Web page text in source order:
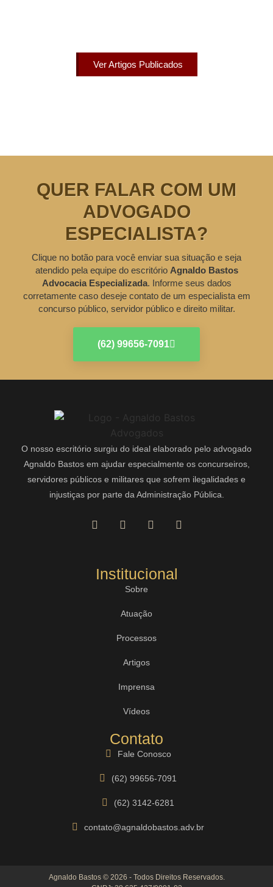
Ver Artigos Publicados
QUER FALAR COM UM
ADVOGADO
ESPECIALISTA?
Clique no botão para você enviar sua situação e seja
atendido pela equipe do escritório Agnaldo Bastos
Advocacia Especializada. Informe seus dados
corretamente caso deseje contato de um especialista em
concurso público, servidor público e direito militar.
(62) 99656-7091
O nosso escritório surgiu do ideal elaborado pelo advogado
Agnaldo Bastos em ajudar especialmente os concurseiros,
servidores públicos e militares que sofrem ilegalidades e
injustiças por parte da Administração Pública.
Institucional
Sobre
Atuação
Processos
Artigos
Imprensa
Vídeos
Contato
Fale Conosco
(62) 99656-7091
(62) 3142-6281
contato@agnaldobastos.adv.br
Agnaldo Bastos © 2026 - Todos Direitos Reservados.